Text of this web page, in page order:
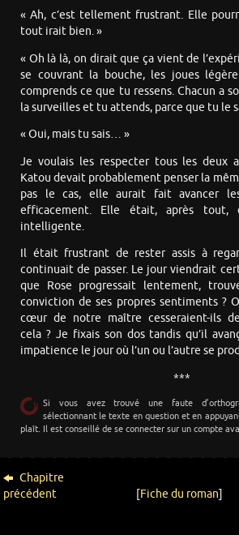
« Ah, c’est tellement frustrant. Elle
tout irait bien. »
« Oh là là, on dirait que ça vient de
se couvrant la bouche, les joues
comprends ce que tu ressens. Chacun a
la surveilles et tu attends, parce que tu le
« Oui, mais tu sais… »
Je voulais les respecter tous les deux
Katou devait probablement penser la
pas le cas, elle aurait fait avancer
efficacement. Elle était, après tout,
intelligente.
Il était frustrant de rester assis à
continuait de passer. Le jour viendrait
que Rose progressait lentement,
conviction de ses propres sentiments ?
cœur de notre maître cesseraient-ils
cela ? Je fixais son dos tandis qu’il
impatience le jour où l’un ou l’autre se
***
Si vous avez trouvé une faute
sélectionnant le texte en question et en
plaît. Il est conseillé de se connecter sur un compte
Chapitre
précédent
[Fiche du roman]